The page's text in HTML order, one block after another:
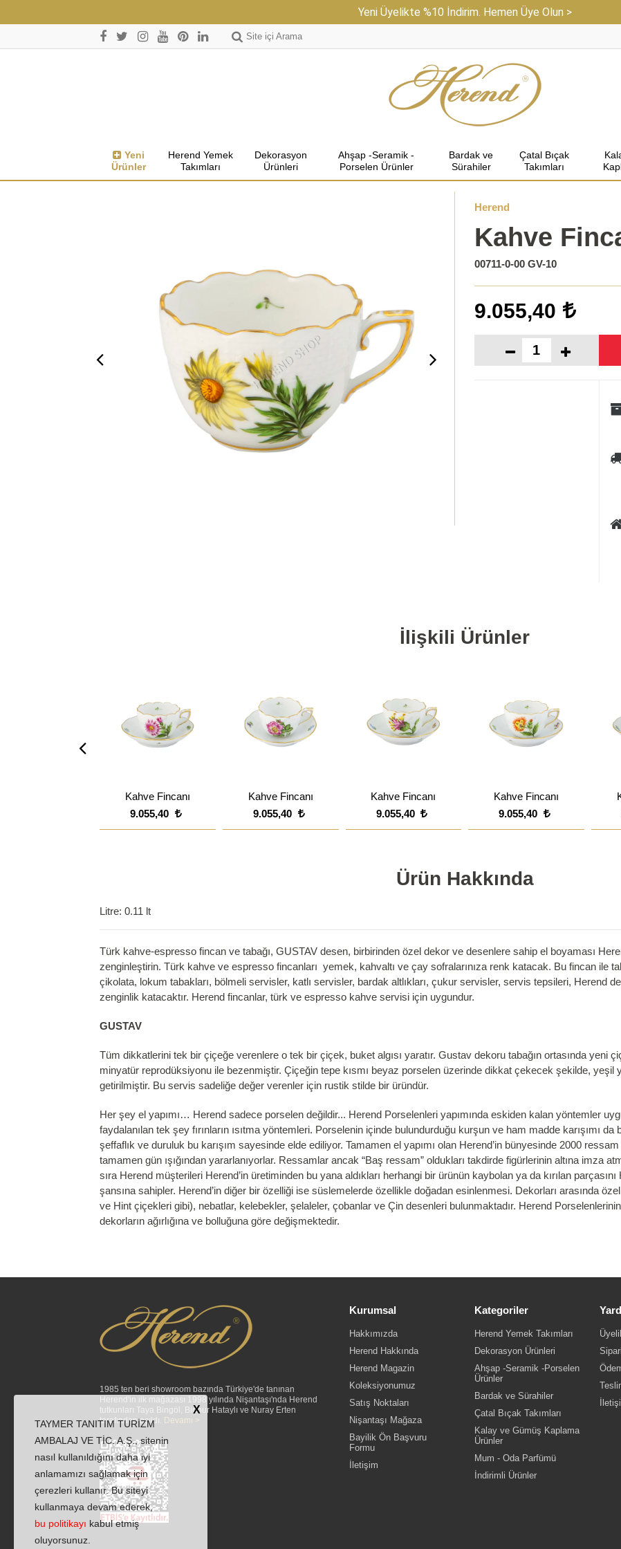
Yeni Üyelikte %10 İndirim. Hemen Üye Olun >
Site içi Arama
Yeni
Ürünler
Herend Yemek
Takımları
Dekorasyon
Ürünleri
Ahşap -Seramik -
Porselen Ürünler
Bardak ve
Sürahiler
Çatal Bıçak
Takımları
Herend
Kahve
00711-0-00 GV-10
9.055,40
İlişkili Ürünler
Kahve Fincanı
9.055,40
Kahve Fincanı
9.055,40
Kahve Fincanı
9.055,40
Kahve Fincanı
9.055,40
Ürün Hakkında
Litre: 0.11 lt
Türk kahve-espresso fincan ve tabağı, GUSTAV desen, birbirinden özel dekor ve desenlere sahip el boyaması
zenginleştirin. Türk kahve ve espresso fincanları yemek, kahvaltı ve çay sofralarınıza renk katacak. Bu fincan ile
çikolata, lokum tabakları, bölmeli servisler, katlı servisler, bardak altlıkları, çukur servisler, servis tepsileri, Herend
zenginlik katacaktır. Herend fincanlar, türk ve espresso kahve servisi için uygundur.
GUSTAV
Tüm dikkatlerini tek bir çiçeğe verenlere o tek bir çiçek, buket algısı yaratır. Gustav dekoru tabağın ortasında yeni
minyatür reprodüksiyonu ile bezenmiştir. Çiçeğin tepe kısmı beyaz porselen üzerinde dikkat çekecek şekilde, yeşil
getirilmiştir. Bu servis sadeliğe değer verenler için rustik stilde bir üründür.
Her şey el yapımı… Herend sadece porselen değildir... Herend Porselenleri yapımında eskiden kalan yöntemler
faydalanılan tek şey fırınların ısıtma yöntemleri. Porselenin içinde bulundurduğu kurşun ve ham madde karışımı
şeffaflık ve duruluk bu karışım sayesinde elde ediliyor. Tamamen el yapımı olan Herend’in bünyesinde 2000
tamamen gün ışığından yararlanıyorlar. Ressamlar ancak “Baş ressam” oldukları takdirde figürlerinin altına imza
sıra Herend müşterileri Herend’in üretiminden bu yana aldıkları herhangi bir ürünün kaybolan ya da kırılan
şansına sahipler. Herend’in diğer bir özelliği ise süslemelerde özellikle doğadan esinlenmesi. Dekorları arasında
ve Hint çiçekleri gibi), nebatlar, kelebekler, şelaleler, çobanlar ve Çin desenleri bulunmaktadır. Herend
dekorların ağırlığına ve bolluğuna göre değişmektedir.
1985 ten beri showroom bazında Türkiye'de tanınan
Herend'in ilk mağazası 1998 yılında Nişantaşı'nda Herend
tutkunları Taya Bingöl, Binnur Hataylı ve Nuray Erten
tarafından açıldı. Devamı >
Kurumsal
Hakkımızda
Herend Hakkında
Herend Magazin
Koleksiyonumuz
Satış Noktaları
Nişantaşı Mağaza
Bayilik Ön Başvuru
Formu
İletişim
Kategoriler
Herend Yemek Takımları
Dekorasyon Ürünleri
Ahşap -Seramik -Porselen
Ürünler
Bardak ve Sürahiler
Çatal Bıçak Takımları
Kalay ve Gümüş Kaplama
Ürünler
Mum - Oda Parfümü
İndirimli Ürünler
TAYMER TANITIM TURİZM
AMBALAJ VE TİC. A.Ş., sitenin
nasıl kullanıldığını daha iyi
anlamamızı sağlamak için
çerezleri kullanır. Bu siteyi
kullanmaya devam ederek,
bu politikayı kabul etmiş
oluyorsunuz.
X